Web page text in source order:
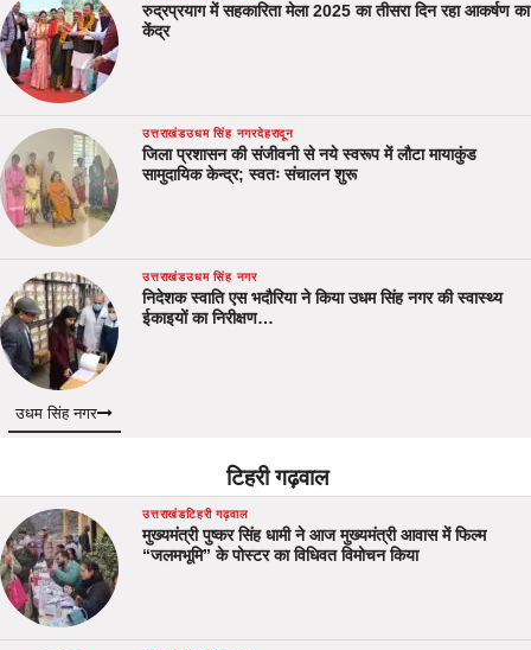
रुद्रप्रयाग में सहकारिता मेला 2025 का तीसरा दिन रहा आकर्षण का
केंद्र
उत्तराखंडउधम सिंह नगरदेहरादून
जिला प्रशासन की संजीवनी से नये स्वरूप में लौटा मायाकुंड
सामुदायिक केन्द्र; स्वतः संचालन शुरू
उत्तराखंडउधम सिंह नगर
निदेशक स्वाति एस भदौरिया ने किया उधम सिंह नगर की स्वास्थ्य
ईकाइयों का निरीक्षण…
उधम सिंह नगर
टिहरी गढ़वाल
उत्तराखंडटिहरी गढ़वाल
मुख्यमंत्री पुष्कर सिंह धामी ने आज मुख्यमंत्री आवास में फिल्म
“जलमभूमि” के पोस्टर का विधिवत विमोचन किया